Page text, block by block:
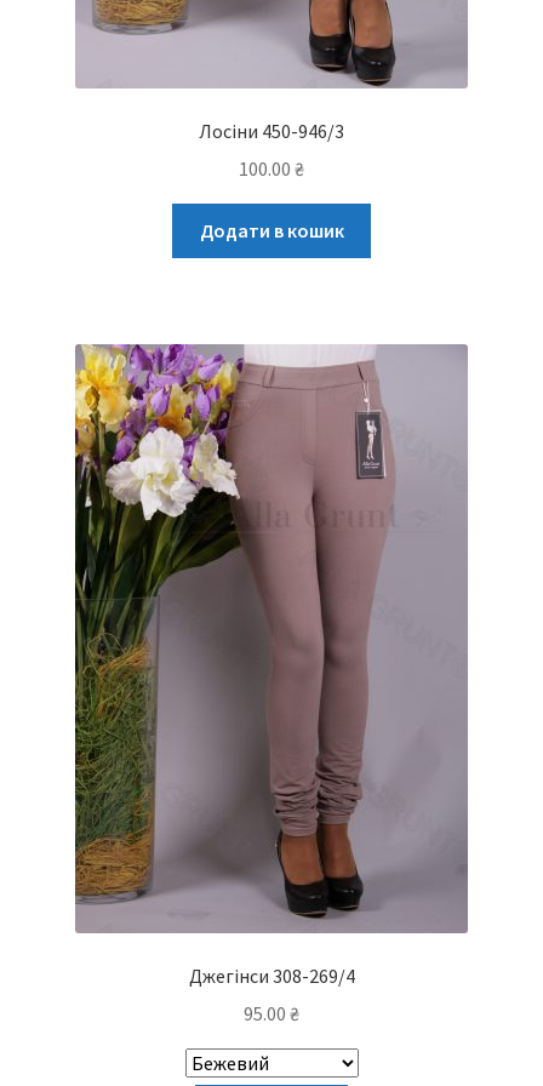
Лосіни 450-946/3
100.00 ₴
Додати в кошик
Джегінси 308-269/4
95.00 ₴